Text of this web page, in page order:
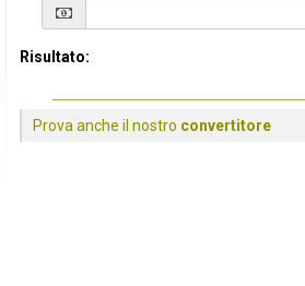
Risultato:
Prova anche il nostro convertitore